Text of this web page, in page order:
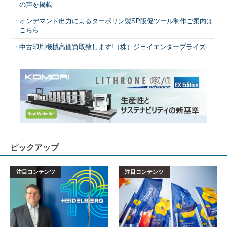
の声を掲載
オンデマンド出力によるターポリン製SP販促ツール制作ご案内は
こちら
中古印刷機械高価買取致します!（株）ジェイエンタープライズ
ピックアップ
注目コンテンツ 注目コンテンツ